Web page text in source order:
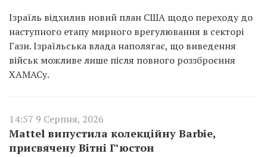
Ізраїль відхилив новий план США щодо переходу до
наступного етапу мирного врегулювання в секторі
Гази. Ізраїльська влада наполягає, що виведення
військ можливе лише після повного роззброєння
ХАМАСу.
14:57 9 Серпня, 2026
Mattel випустила колекційну Barbie,
присвячену Вітні Г’юстон